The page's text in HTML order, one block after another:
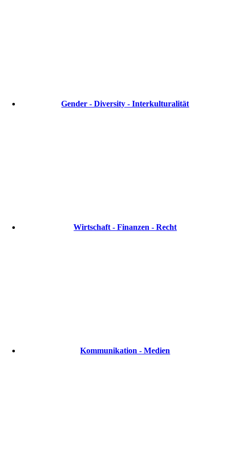
Gender - Diversity - Interkulturalität
Wirtschaft - Finanzen - Recht
Kommunikation - Medien